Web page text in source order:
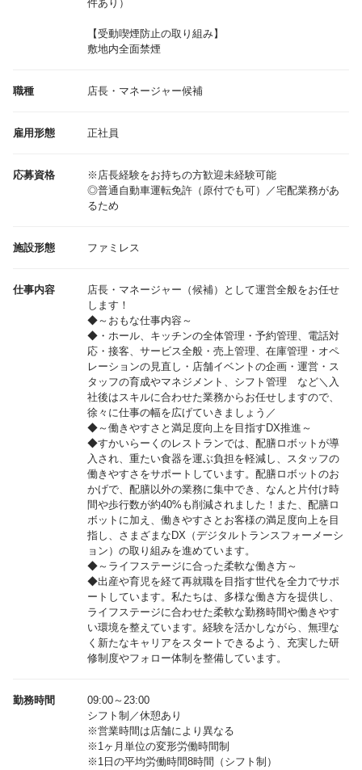
件あり）
【受動喫煙防止の取り組み】
敷地内全面禁煙
職種 店長・マネージャー候補
雇用形態 正社員
応募資格
※店長経験をお持ちの方歓迎未経験可能
◎普通自動車運転免許（原付でも可）／宅配業務があ
るため
施設形態 ファミレス
仕事内容
店長・マネージャー（候補）として運営全般をお任せ
します！
◆～おもな仕事内容～
◆・ホール、キッチンの全体管理・予約管理、電話対
応・接客、サービス全般・売上管理、在庫管理・オペ
レーションの見直し・店舗イベントの企画・運営・ス
タッフの育成やマネジメント、シフト管理 など＼入
社後はスキルに合わせた業務からお任せしますので、
徐々に仕事の幅を広げていきましょう／
◆～働きやすさと満足度向上を目指すDX推進～
◆すかいらーくのレストランでは、配膳ロボットが導
入され、重たい食器を運ぶ負担を軽減し、スタッフの
働きやすさをサポートしています。配膳ロボットのお
かげで、配膳以外の業務に集中でき、なんと片付け時
間や歩行数が約40%も削減されました！また、配膳ロ
ボットに加え、働きやすさとお客様の満足度向上を目
指し、さまざまなDX（デジタルトランスフォーメーシ
ョン）の取り組みを進めています。
◆～ライフステージに合った柔軟な働き方～
◆出産や育児を経て再就職を目指す世代を全力でサポ
ートしています。私たちは、多様な働き方を提供し、
ライフステージに合わせた柔軟な勤務時間や働きやす
い環境を整えています。経験を活かしながら、無理な
く新たなキャリアをスタートできるよう、充実した研
修制度やフォロー体制を整備しています。
勤務時間
09:00～23:00
シフト制／休憩あり
※営業時間は店舗により異なる
※1ヶ月単位の変形労働時間制
※1日の平均労働時間8時間（シフト制）